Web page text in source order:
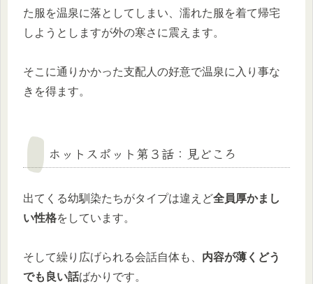
た服を温泉に落としてしまい、濡れた服を着て帰宅
しようとしますが外の寒さに震えます。
そこに通りかかった支配人の好意で温泉に入り事な
きを得ます。
ホットスポット第３話：見どころ
出てくる幼馴染たちがタイプは違えど全員厚かまし
い性格をしています。
そして繰り広げられる会話自体も、 内容が薄くどう
でも良い話ばかりです。